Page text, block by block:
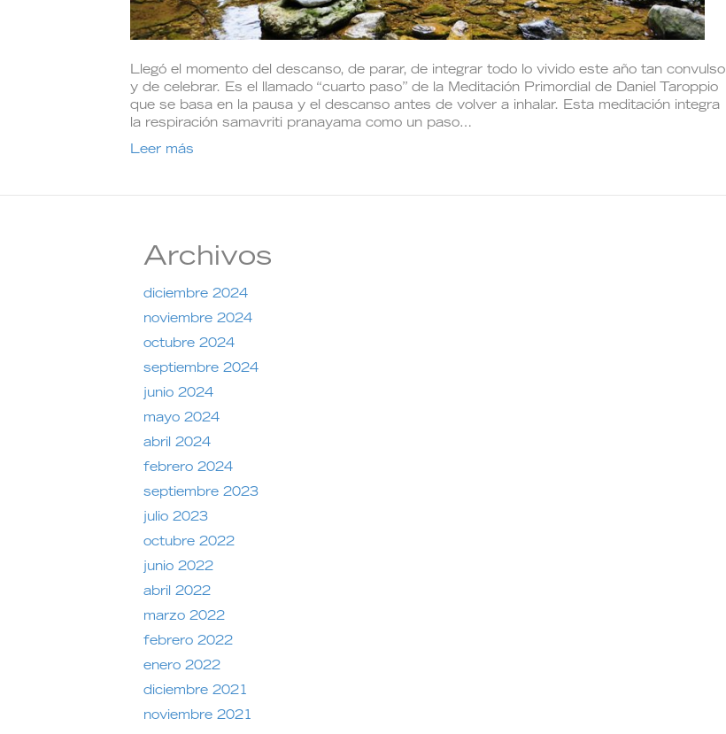
Llegó el momento del descanso, de parar, de integrar todo lo vivido este año tan convulso
y de celebrar. Es el llamado “cuarto paso” de la Meditación Primordial de Daniel Taroppio
que se basa en la pausa y el descanso antes de volver a inhalar. Esta meditación integra
la respiración samavriti pranayama como un paso…
Leer más
Archivos
diciembre 2024
noviembre 2024
octubre 2024
septiembre 2024
junio 2024
mayo 2024
abril 2024
febrero 2024
septiembre 2023
julio 2023
octubre 2022
junio 2022
abril 2022
marzo 2022
febrero 2022
enero 2022
diciembre 2021
noviembre 2021